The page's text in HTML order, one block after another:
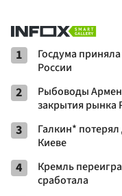
1
Госдума
России
2
Рыбоводы
закрытия рынка
3
Галкин*
Киеве
4
Кремль
сработала